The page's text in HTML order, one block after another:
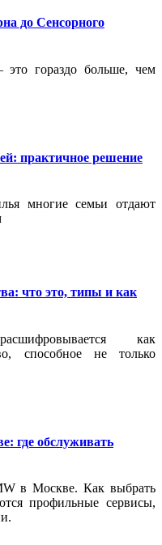
до Сенсорного
гораздо больше, чем
практичное решение
многие семьи отдают
что это, типы и как
как
способное не только
где обслуживать
в Москве. Как выбрать
профильные сервисы,